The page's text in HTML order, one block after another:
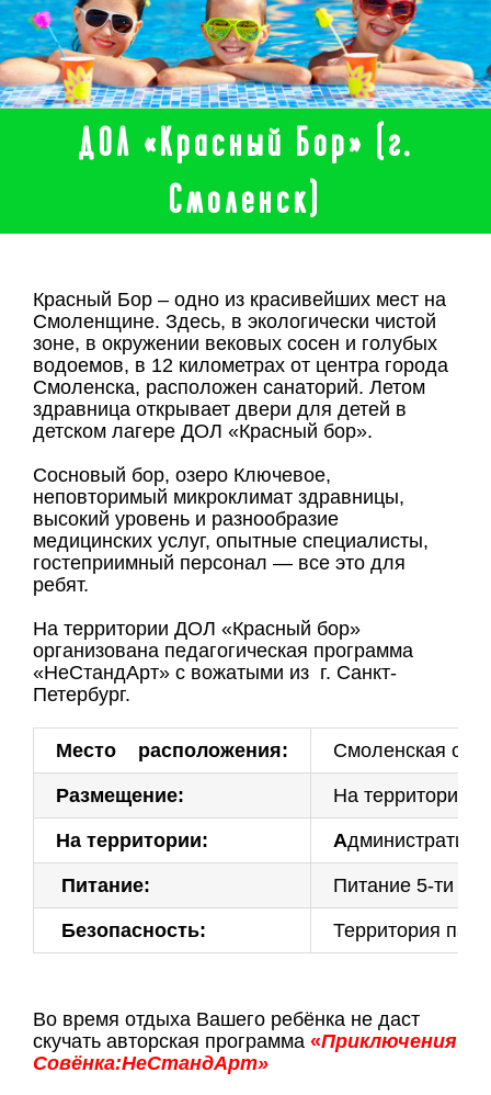
ДОЛ «Красный Бор» (г.
Смоленск)
Красный Бор – одно из красивейших мест на
Смоленщине. Здесь, в экологически чистой
зоне, в окружении вековых сосен и голубых
водоемов, в 12 километрах от центра города
Смоленска, расположен санаторий. Летом
здравница открывает двери для детей в
детском лагере ДОЛ «Красный бор».
Сосновый бор, озеро Ключевое,
неповторимый микроклимат здравницы,
высокий уровень и разнообразие
медицинских услуг, опытные специалисты,
гостеприимный персонал — все это для
ребят.
На территории ДОЛ «Красный бор»
организована педагогическая программа
«НеСтандАрт» с вожатыми из г. Санкт-
Петербург.
Место расположения: Смоленская
Размещение: На территории
На территории: А
Питание: Питание 5-ти
Безопасность: Территория
Во время отдыха Вашего ребёнка не даст
скучать авторская программа «Приключения
Совёнка:НеСтандАрт»